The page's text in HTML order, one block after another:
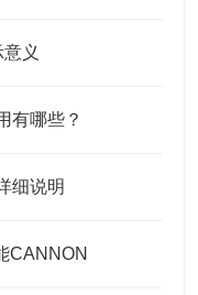
义
有哪些？
细说明
CANNON